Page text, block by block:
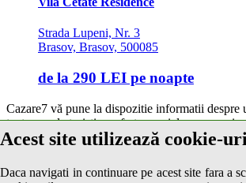
Acest site utilizează cookie-uri
Daca navigati in continuare pe acest site fara a
Strada Lupeni, Nr. 3
Brasov, Brasov, 500085
de la 290 LEI pe noapte
Cazare7 vă pune la dispozitie informatii despre
toate zonele turistice, oferte speciale, rezervari
Utilizand acest serviciu inseamna ca sunteti de